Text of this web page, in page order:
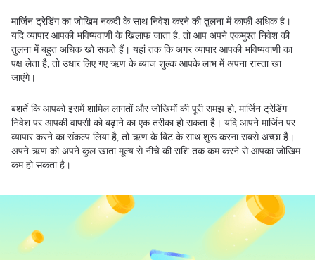
मार्जिन ट्रेडिंग का जोखिम नकदी के साथ निवेश करने की तुलना में काफी अधिक है।
यदि व्यापार आपकी भविष्यवाणी के खिलाफ जाता है, तो आप अपने एकमुश्त निवेश की
तुलना में बहुत अधिक खो सकते हैं। यहां तक कि अगर व्यापार आपकी भविष्यवाणी का
पक्ष लेता है, तो उधार लिए गए ऋण के ब्याज शुल्क आपके लाभ में अपना रास्ता खा
जाएंगे।
बशर्ते कि आपको इसमें शामिल लागतों और जोखिमों की पूरी समझ हो, मार्जिन ट्रेडिंग
निवेश पर आपकी वापसी को बढ़ाने का एक तरीका हो सकता है। यदि आपने मार्जिन पर
व्यापार करने का संकल्प लिया है, तो ऋण के बिट के साथ शुरू करना सबसे अच्छा है।
अपने ऋण को अपने कुल खाता मूल्य से नीचे की राशि तक कम करने से आपका जोखिम
कम हो सकता है।